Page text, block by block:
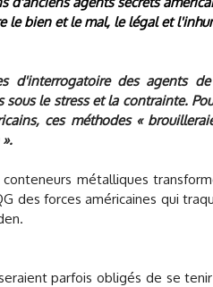
bien et le mal, le légal et
d'interrogatoire des agents
sous le stress et la contrainte.
ces méthodes «
métalliques
des forces américaines qui
parfois obligés de se